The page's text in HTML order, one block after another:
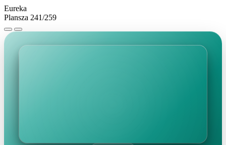
Eureka
Plansza 241/259